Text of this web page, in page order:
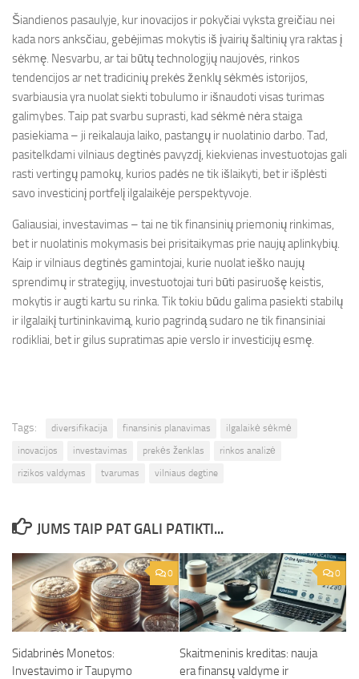
Šiandienos pasaulyje, kur inovacijos ir pokyčiai vyksta greičiau nei
kada nors anksčiau, gebėjimas mokytis iš įvairių šaltinių yra raktas į
sėkmę. Nesvarbu, ar tai būtų technologijų naujovės, rinkos
tendencijos ar net tradicinių prekės ženklų sėkmės istorijos,
svarbiausia yra nuolat siekti tobulumo ir išnaudoti visas turimas
galimybes. Taip pat svarbu suprasti, kad sėkmė nėra staiga
pasiekiama – ji reikalauja laiko, pastangų ir nuolatinio darbo. Tad,
pasitelkdami vilniaus degtinės pavyzdį, kiekvienas investuotojas gali
rasti vertingų pamokų, kurios padės ne tik išlaikyti, bet ir išplėsti
savo investicinį portfelį ilgalaikėje perspektyvoje.
Galiausiai, investavimas – tai ne tik finansinių priemonių rinkimas,
bet ir nuolatinis mokymasis bei prisitaikymas prie naujų aplinkybių.
Kaip ir vilniaus degtinės gamintojai, kurie nuolat ieško naujų
sprendimų ir strategijų, investuotojai turi būti pasiruošę keistis,
mokytis ir augti kartu su rinka. Tik tokiu būdu galima pasiekti stabilų
ir ilgalaikį turtininkavimą, kurio pagrindą sudaro ne tik finansiniai
rodikliai, bet ir gilus supratimas apie verslo ir investicijų esmę.
Tags: diversifikacija finansinis planavimas
ilgalaikė sėkmė
inovacijos
investavimas prekės ženklas
rinkos analizė
rizikos valdymas
tvarumas vilniaus degtine
JUMS TAIP PAT GALI PATIKTI...
0
Sidabrinės Monetos:
Investavimo ir Taupymo
0
Skaitmeninis kreditas: nauja
era finansų valdyme ir